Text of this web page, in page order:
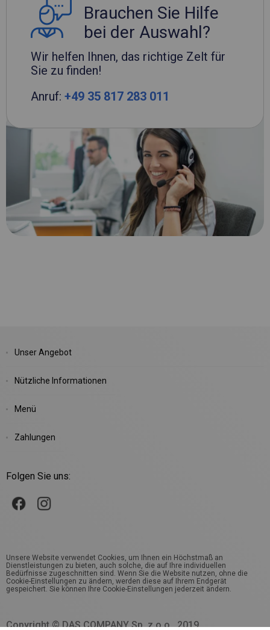
Brauchen Sie Hilfe
bei der Auswahl?
Wir helfen Ihnen, das richtige Zelt für
Sie zu finden!
Anruf: +49 35 817 283 011
Unser Angebot
Nützliche Informationen
Menü
Zahlungen
Folgen Sie uns:
Unsere Website verwendet Cookies, um Ihnen ein Höchstmaß an
Dienstleistungen zu bieten, auch solche, die auf Ihre individuellen
Bedürfnisse zugeschnitten sind. Wenn Sie die Website nutzen, ohne die
Cookie-Einstellungen zu ändern, werden diese auf Ihrem Endgerät
gespeichert. Sie können Ihre Cookie-Einstellungen jederzeit ändern.
Copyright © DAS COMPANY Sp. z o.o., 2019.